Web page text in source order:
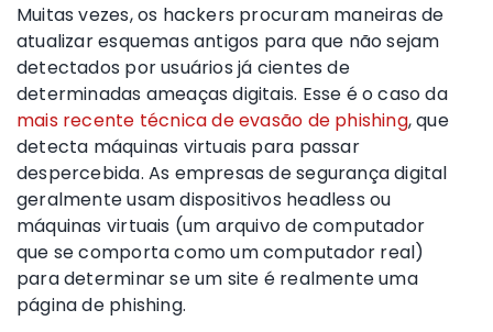
Muitas vezes, os hackers procuram maneiras de
atualizar esquemas antigos para que não sejam
detectados por usuários já cientes de
determinadas ameaças digitais. Esse é o caso da
mais recente técnica de evasão de phishing, que
detecta máquinas virtuais para passar
despercebida. As empresas de segurança digital
geralmente usam dispositivos headless ou
máquinas virtuais (um arquivo de computador
que se comporta como um computador real)
para determinar se um site é realmente uma
página de phishing.